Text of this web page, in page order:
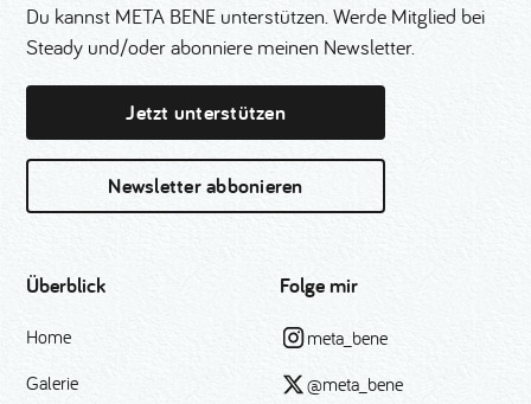
Du kannst META BENE unterstützen. Werde Mitglied bei
Steady und/oder abonniere meinen Newsletter.
Jetzt unterstützen
Newsletter abbonieren
Überblick
Home
Galerie
Folge mir
meta_bene
@meta_bene